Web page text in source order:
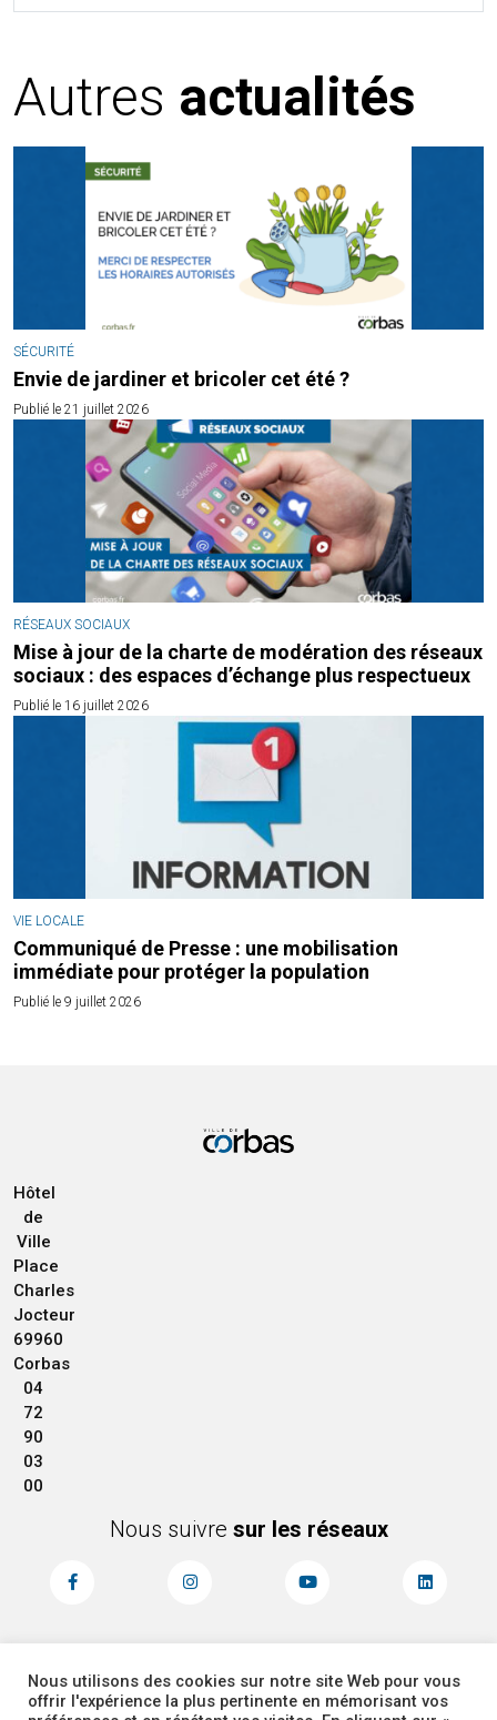
Autres actualités
SÉCURITÉ
Envie de jardiner et bricoler cet été ?
Publié le 21 juillet 2026
RÉSEAUX SOCIAUX
Mise à jour de la charte de modération des réseaux
sociaux : des espaces d’échange plus respectueux
Publié le 16 juillet 2026
VIE LOCALE
Communiqué de Presse : une mobilisation
immédiate pour protéger la population
Publié le 9 juillet 2026
Hôtel
de
Ville
Place
Charles
Jocteur
69960
Corbas
04
72
90
03
00
Nous suivre sur les réseaux
MENTIONS LÉGALES
PLAN DU SITE
ACCESSIBILITÉ
ADMINISTRATEUR
Nous utilisons des cookies sur notre site Web pour vous
offrir l'expérience la plus pertinente en mémorisant vos